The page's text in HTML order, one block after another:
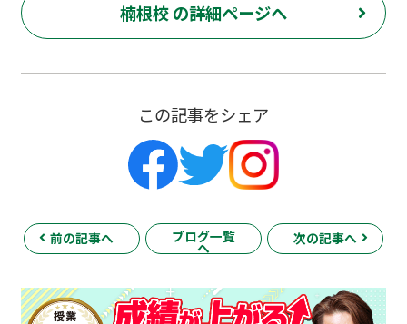
楠根校 の詳細ページへ
この記事をシェア
前の記事へ ブログ一覧
へ
次の記事へ